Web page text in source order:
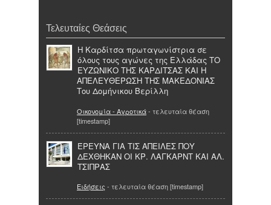
Τελευταίες Θεάσεις
Η Καρδίτσα πρωταγωνίστρια σε
όλους τους αγώνες της Ελλάδας ΤΟ
ΕΥΖΩΝΙΚΟ ΤΗΣ ΚΑΡΔΙΤΣΑΣ ΚΑΙ Η
ΑΠΕΛΕΥΘΕΡΩΣΗ ΤΗΣ ΜΑΚΕΔΟΝΙΑΣ
Του Δομήνικου Βερίλλη
Οικονομία - Αγροτικά- τελευταία θέαση
[timestamp]
ΈΡΕΥΝΑ ΓΙΑ ΤΙΣ ΑΠΕΙΛΕΣ ΠΟΥ
ΔΕΧΘΗΚΑΝ ΟΙ ΚΡ. ΛΑΓΚΑΡΝΤ ΚΑΙ ΑΛ.
ΤΣΙΠΡΑΣ
Ειδήσεις - τελευταία θέαση [timestamp]